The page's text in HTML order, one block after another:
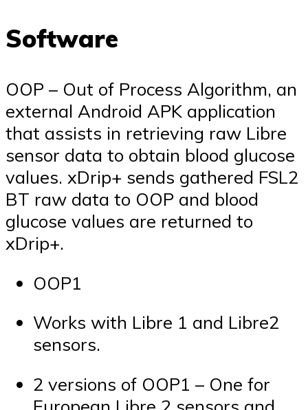
Software
OOP – Out of Process Algorithm, an
external Android APK application
that assists in retrieving raw Libre
sensor data to obtain blood glucose
values. xDrip+ sends gathered FSL2
BT raw data to OOP and blood
glucose values are returned to
xDrip+.
OOP1
Works with Libre 1 and Libre2
sensors.
2 versions of OOP1 – One for